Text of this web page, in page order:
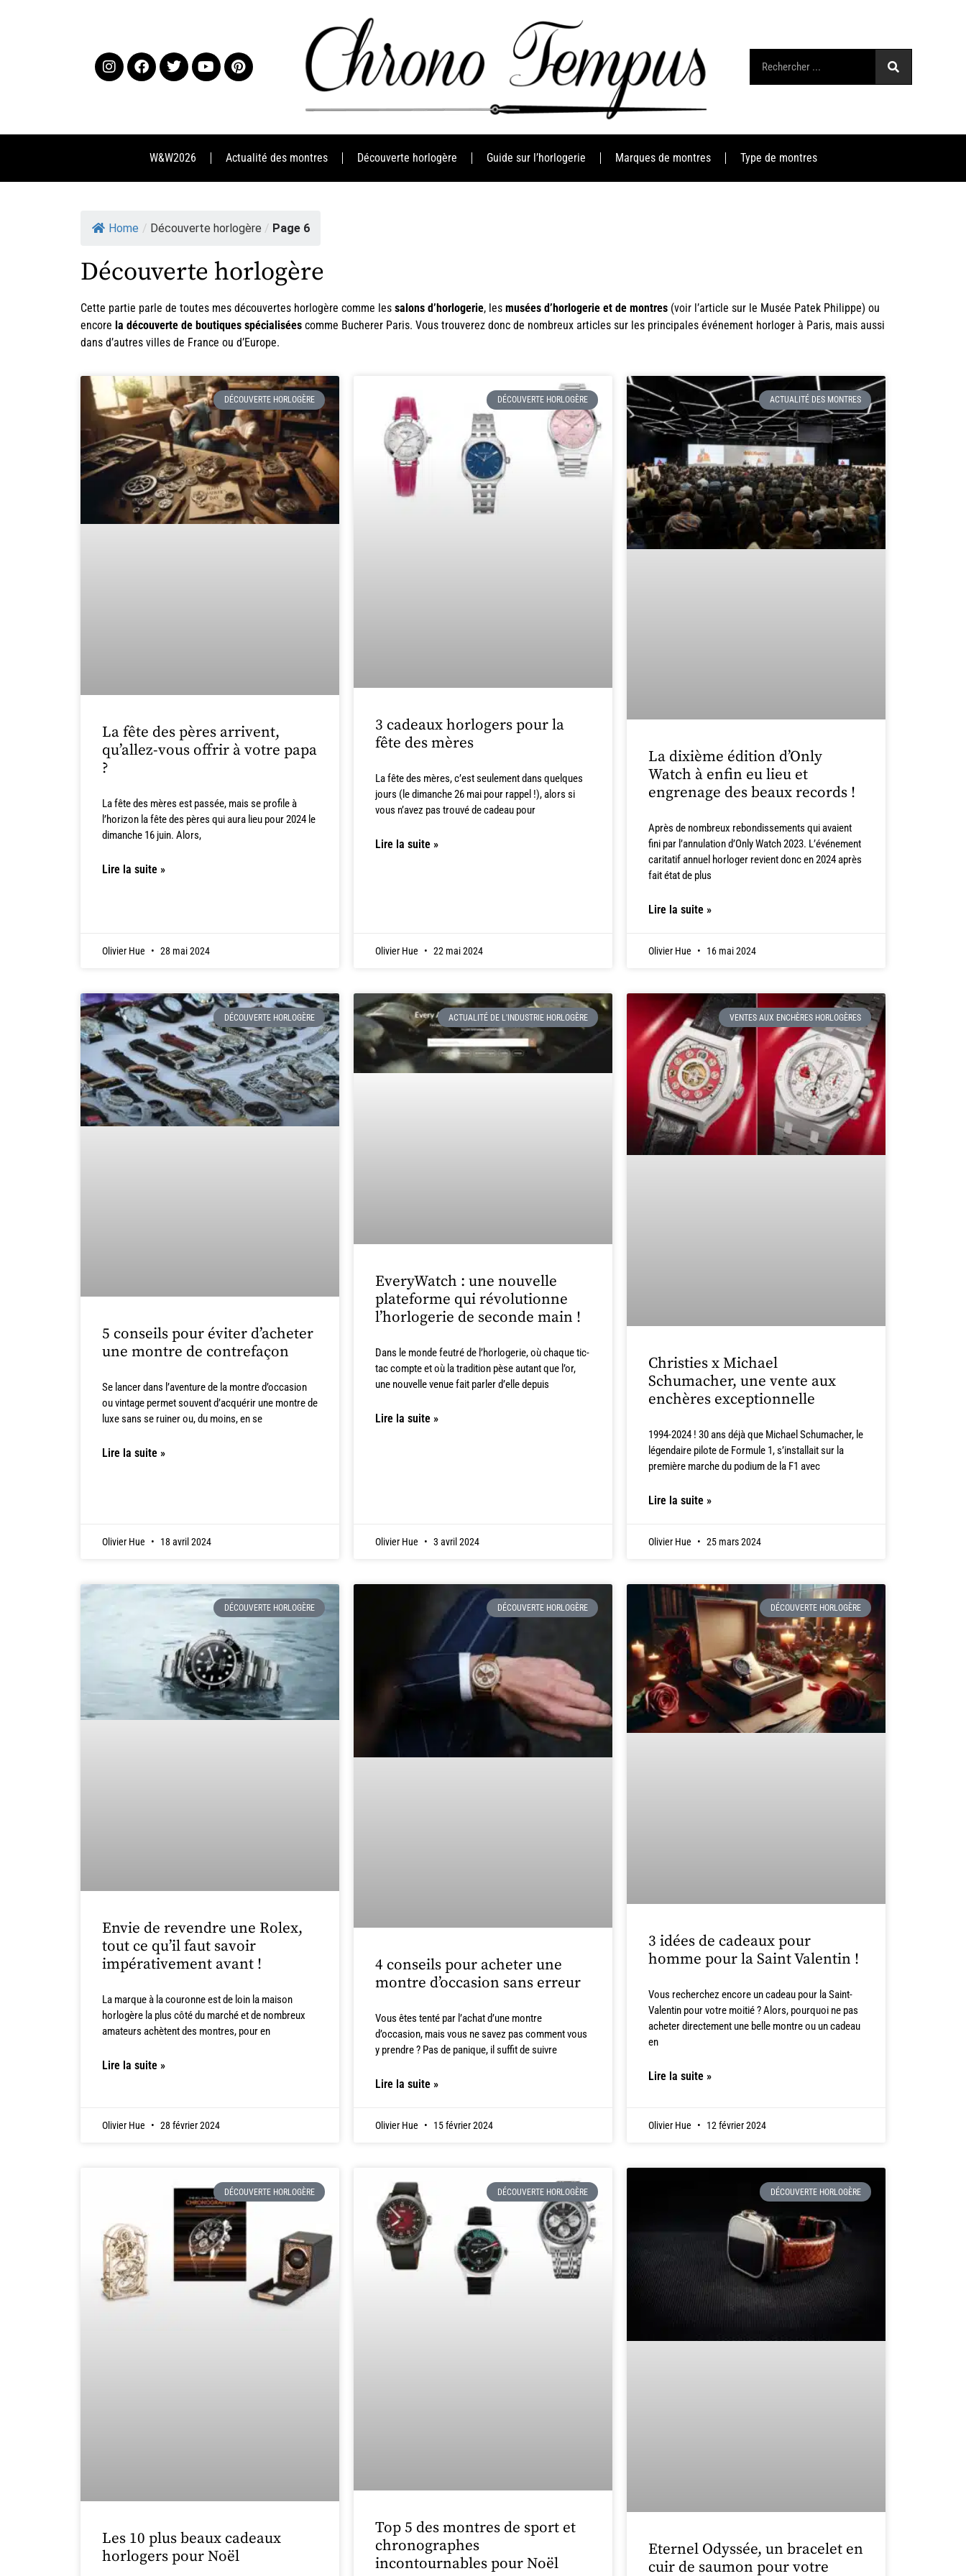
W&W2026 Actualité des montres Découverte horlogère Guide sur l’horlogerie Marques de montres Type de montres
Home / Découverte horlogère / Page 6
Découverte horlogère
Cette partie parle de toutes mes découvertes horlogère comme les salons d’horlogerie, les musées d’horlogerie et de montres (voir l’article sur le Musée Patek Philippe) ou
encore la découverte de boutiques spécialisées comme Bucherer Paris. Vous trouverez donc de nombreux articles sur les principales événement horloger à Paris, mais aussi
dans d’autres villes de France ou d’Europe.
DÉCOUVERTE HORLOGÈRE
La fête des pères arrivent,
qu’allez-vous offrir à votre papa
?
La fête des mères est passée, mais se profile à
l’horizon la fête des pères qui aura lieu pour 2024 le
dimanche 16 juin. Alors,
Lire la suite »
Olivier Hue 28 mai 2024
DÉCOUVERTE HORLOGÈRE
3 cadeaux horlogers pour la
fête des mères
La fête des mères, c’est seulement dans quelques
jours (le dimanche 26 mai pour rappel !), alors si
vous n’avez pas trouvé de cadeau pour
Lire la suite »
Olivier Hue 22 mai 2024
ACTUALITÉ DES MONTRES
La dixième édition d’Only
Watch à enfin eu lieu et
engrenage des beaux records !
Après de nombreux rebondissements qui avaient
fini par l’annulation d’Only Watch 2023. L’événement
caritatif annuel horloger revient donc en 2024 après
fait état de plus
Lire la suite »
Olivier Hue 16 mai 2024
DÉCOUVERTE HORLOGÈRE
5 conseils pour éviter d’acheter
une montre de contrefaçon
Se lancer dans l’aventure de la montre d’occasion
ou vintage permet souvent d’acquérir une montre de
luxe sans se ruiner ou, du moins, en se
Lire la suite »
Olivier Hue 18 avril 2024
ACTUALITÉ DE L'INDUSTRIE HORLOGÈRE
EveryWatch : une nouvelle
plateforme qui révolutionne
l’horlogerie de seconde main !
Dans le monde feutré de l’horlogerie, où chaque tic-
tac compte et où la tradition pèse autant que l’or,
une nouvelle venue fait parler d’elle depuis
Lire la suite »
Olivier Hue 3 avril 2024
VENTES AUX ENCHÈRES HORLOGÈRES
Christies x Michael
Schumacher, une vente aux
enchères exceptionnelle
1994-2024 ! 30 ans déjà que Michael Schumacher, le
légendaire pilote de Formule 1, s’installait sur la
première marche du podium de la F1 avec
Lire la suite »
Olivier Hue 25 mars 2024
DÉCOUVERTE HORLOGÈRE
Envie de revendre une Rolex,
tout ce qu’il faut savoir
impérativement avant !
La marque à la couronne est de loin la maison
horlogère la plus côté du marché et de nombreux
amateurs achètent des montres, pour en
Lire la suite »
Olivier Hue 28 février 2024
DÉCOUVERTE HORLOGÈRE
4 conseils pour acheter une
montre d’occasion sans erreur
Vous êtes tenté par l’achat d’une montre
d’occasion, mais vous ne savez pas comment vous
y prendre ? Pas de panique, il suffit de suivre
Lire la suite »
Olivier Hue 15 février 2024
DÉCOUVERTE HORLOGÈRE
3 idées de cadeaux pour
homme pour la Saint Valentin !
Vous recherchez encore un cadeau pour la Saint-
Valentin pour votre moitié ? Alors, pourquoi ne pas
acheter directement une belle montre ou un cadeau
en
Lire la suite »
Olivier Hue 12 février 2024
DÉCOUVERTE HORLOGÈRE
Les 10 plus beaux cadeaux
horlogers pour Noël
DÉCOUVERTE HORLOGÈRE
Top 5 des montres de sport et
chronographes
incontournables pour Noël
DÉCOUVERTE HORLOGÈRE
Eternel Odyssée, un bracelet en
cuir de saumon pour votre